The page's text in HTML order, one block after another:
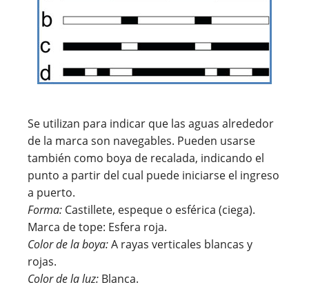
Se utilizan para indicar que las aguas alrededor
de la marca son navegables. Pueden usarse
también como boya de recalada, indicando el
punto a partir del cual puede iniciarse el ingreso
a puerto.
Forma: Castillete, espeque o esférica (ciega).
Marca de tope: Esfera roja.
Color de la boya:A rayas verticales blancas y
rojas.
Color de la luz: Blanca.